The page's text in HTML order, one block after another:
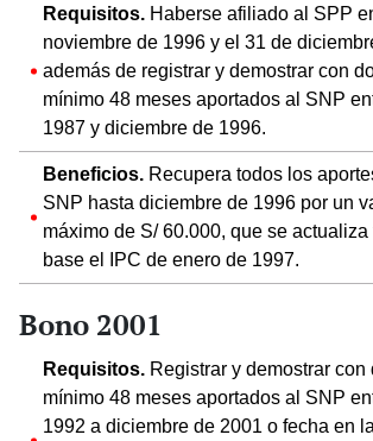
Requisitos. Haberse afiliado al SPP
noviembre de 1996 y el 31 de
además de registrar y demostrar con
mínimo 48 meses aportados al SNP
1987 y diciembre de 1996.
Beneficios. Recupera todos los
SNP hasta diciembre de 1996 por un
máximo de S/ 60.000, que se
base el IPC de enero de 1997.
Bono 2001
Requisitos. Registrar y demostrar con
mínimo 48 meses aportados al SNP
1992 a diciembre de 2001 o fecha en